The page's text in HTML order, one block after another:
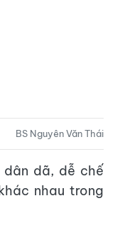
BS Nguyên Văn Thái
dã, dễ chế
nhau trong